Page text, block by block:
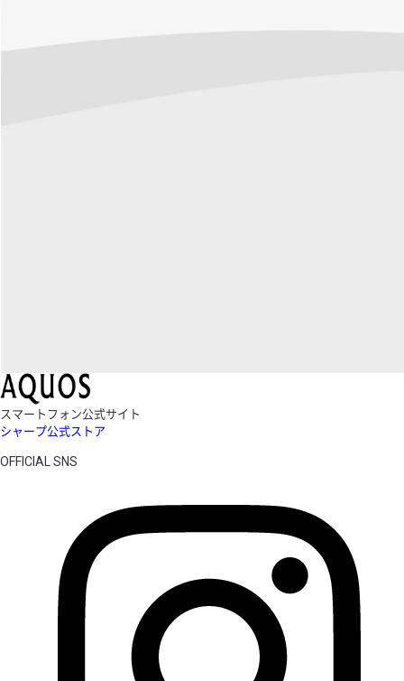
スマートフォン公式サイト
シャープ公式ストア
OFFICIAL SNS